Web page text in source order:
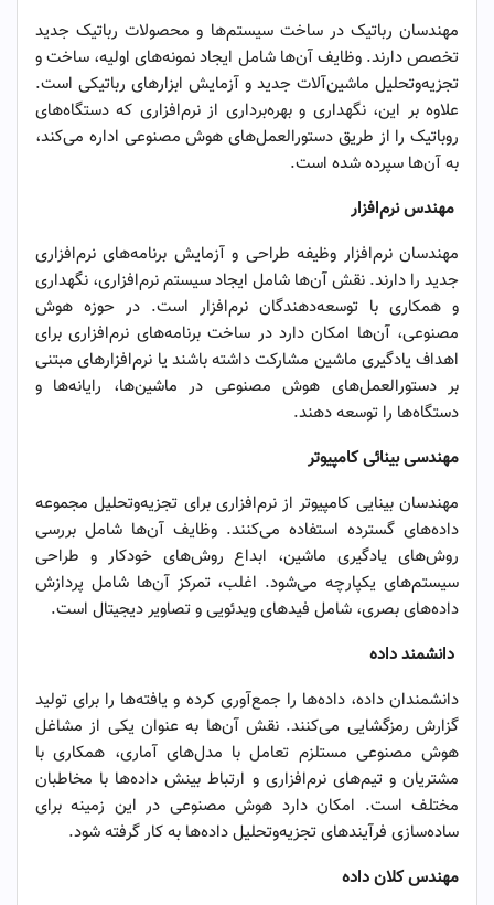
مهندسان رباتیک در ساخت سیستم‌ها و محصولات رباتیک جدید
تخصص دارند. وظایف آن‌ها شامل ایجاد نمونه‌های اولیه، ساخت و
تجزیه‌وتحلیل ماشین‌آلات جدید و آزمایش ابزارهای رباتیکی است.
علاوه بر این، نگهداری و بهره‌برداری از نرم‌افزاری که دستگاه‌های
روباتیک را از طریق دستورالعمل‌های هوش مصنوعی اداره می‌کند،
به آن‌ها سپرده شده است.
مهندس نرم‌افزار
مهندسان نرم‌افزار وظیفه طراحی و آزمایش برنامه‌های نرم‌افزاری
جدید را دارند. نقش آن‌ها شامل ایجاد سیستم نرم‌افزاری، نگهداری
و همکاری با توسعه‌دهندگان نرم‌افزار است. در حوزه هوش
مصنوعی، آن‌ها امکان دارد در ساخت برنامه‌های نرم‌افزاری برای
اهداف یادگیری ماشین مشارکت داشته باشند یا نرم‌افزارهای مبتنی
بر دستورالعمل‌های هوش مصنوعی در ماشین‌ها، رایانه‌ها و
دستگاه‌ها را توسعه دهند.
مهندسی بینائی کامپیوتر
مهندسان بینایی کامپیوتر از نرم‌افزاری برای تجزیه‌وتحلیل مجموعه
داده‌های گسترده استفاده می‌کنند. وظایف آن‌ها شامل بررسی
روش‌های یادگیری ماشین، ابداع روش‌های خودکار و طراحی
سیستم‌های یکپارچه می‌شود. اغلب، تمرکز آن‌ها شامل پردازش
داده‌های بصری، شامل فیدهای ویدئویی و تصاویر دیجیتال است.
دانشمند داده
دانشمندان داده، داده‌ها را جمع‌آوری کرده و یافته‌ها را برای تولید
گزارش رمزگشایی می‌کنند. نقش آن‌ها به عنوان یکی از مشاغل
هوش مصنوعی مستلزم تعامل با مدل‌های آماری، همکاری با
مشتریان و تیم‌های نرم‌افزاری و ارتباط بینش داده‌ها با مخاطبان
مختلف است. امکان دارد هوش مصنوعی در این زمینه برای
ساده‌سازی فرآیندهای تجزیه‌وتحلیل داده‌ها به کار گرفته شود.
مهندس کلان داده